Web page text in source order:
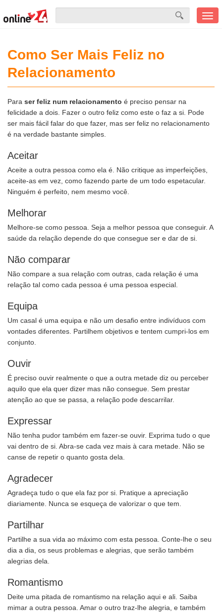
Como Ser Mais Feliz no
Relacionamento
Para ser feliz num relacionamento é preciso pensar na
felicidade a dois. Fazer o outro feliz como este o faz a si. Pode
ser mais fácil falar do que fazer, mas ser feliz no relacionamento
é na verdade bastante simples.
Aceitar
Aceite a outra pessoa como ela é. Não critique as imperfeições,
aceite-as em vez, como fazendo parte de um todo espetacular.
Ninguém é perfeito, nem mesmo você.
Melhorar
Melhore-se como pessoa. Seja a melhor pessoa que conseguir. A
saúde da relação depende do que consegue ser e dar de si.
Não comparar
Não compare a sua relação com outras, cada relação é uma
relação tal como cada pessoa é uma pessoa especial.
Equipa
Um casal é uma equipa e não um desafio entre indivíduos com
vontades diferentes. Partilhem objetivos e tentem cumpri-los em
conjunto.
Ouvir
É preciso ouvir realmente o que a outra metade diz ou perceber
aquilo que ela quer dizer mas não consegue. Sem prestar
atenção ao que se passa, a relação pode descarrilar.
Expressar
Não tenha pudor também em fazer-se ouvir. Exprima tudo o que
vai dentro de si. Abra-se cada vez mais à cara metade. Não se
canse de repetir o quanto gosta dela.
Agradecer
Agradeça tudo o que ela faz por si. Pratique a apreciação
diariamente. Nunca se esqueça de valorizar o que tem.
Partilhar
Partilhe a sua vida ao máximo com esta pessoa. Conte-lhe o seu
dia a dia, os seus problemas e alegrias, que serão também
alegrias dela.
Romantismo
Deite uma pitada de romantismo na relação aqui e ali. Saiba
mimar a outra pessoa. Amar o outro traz-lhe alegria, e também